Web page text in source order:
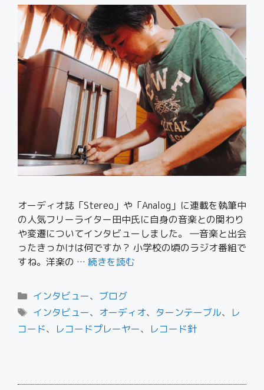
オーディオ誌「Stereo」や「Analog」に連載を執筆中
の人気フリーライター田中氏に自身の音楽との関わり
や変遷についてインタビューしました。 ―音楽と出会
ったきっかけは何ですか？ 小学校の頃のラジオ番組で
すね。洋楽の … 続きを読む
インタビュー、 ブログ
インタビュー、 オーディオ、 ターンテーブル、
レ
コード、 レコードプレーヤー、 レコード針